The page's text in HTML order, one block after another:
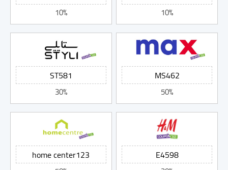
10%
10%
50%
30%